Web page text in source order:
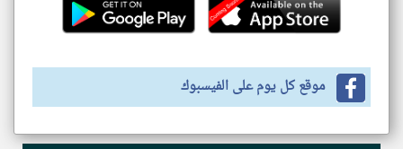
موقع كل يوم على الفيسبوك